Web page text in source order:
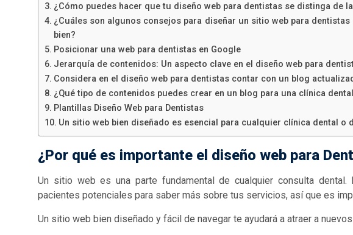
¿Cómo puedes hacer que tu diseño web para dentistas se distinga de
¿Cuáles son algunos consejos para diseñar un sitio web para
bien?
Posicionar una web para dentistas en Google
Jerarquía de contenidos: Un aspecto clave en el diseño web para
Considera en el diseño web para dentistas contar con un blog
¿Qué tipo de contenidos puedes crear en un blog para una clínica
Plantillas Diseño Web para Dentistas
Un sitio web bien diseñado es esencial para cualquier clínica dental o
¿Por qué es importante el diseño web para
Un sitio web es una parte fundamental de cualquier consulta
pacientes potenciales para saber más sobre tus servicios, así que es
Un sitio web bien diseñado y fácil de navegar te ayudará a atraer a